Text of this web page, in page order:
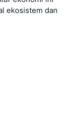
ekosistem dan